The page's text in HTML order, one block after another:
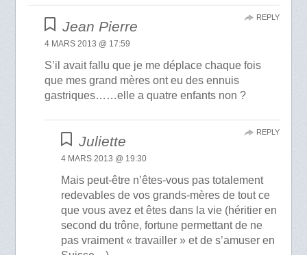
Jean Pierre
4 MARS 2013 @ 17:59
S’il avait fallu que je me déplace chaque fois
que mes grand mères ont eu des ennuis
gastriques……elle a quatre enfants non ?
REPLY
Juliette
4 MARS 2013 @ 19:30
Mais peut-être n’êtes-vous pas totalement
redevables de vos grands-mères de tout ce
que vous avez et êtes dans la vie (héritier en
second du trône, fortune permettant de ne
pas vraiment « travailler » et de s’amuser en
REPLY